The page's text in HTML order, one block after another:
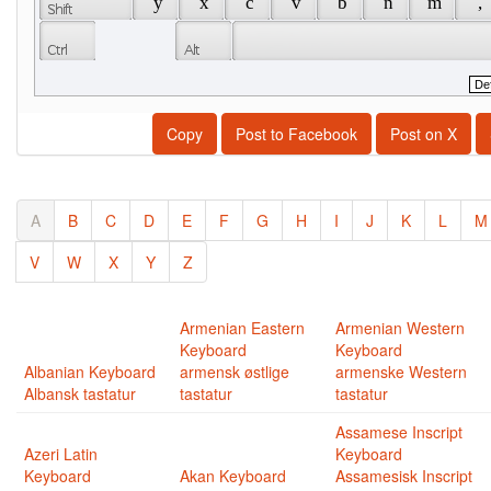
Copy Post to Facebook Post on X
A B C D E F G H I J K L
M
V
W X Y Z
Albanian Keyboard
Albansk tastatur
Armenian Eastern
Keyboard
armensk østlige
tastatur
Armenian Western
Keyboard
armenske Western
tastatur
Azeri Latin
Keyboard
Akan Keyboard
Assamese Inscript
Keyboard
Assamesisk Inscript